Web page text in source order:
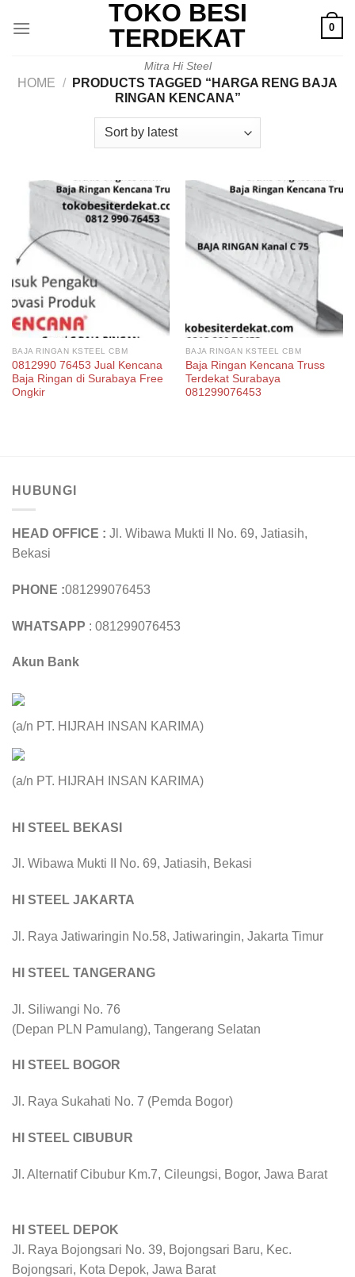
TOKO BESI
TERDEKAT
Mitra Hi Steel
0
HOME /
PRODUCTS TAGGED “HARGA RENG BAJA
RINGAN KENCANA”
BAJA RINGAN KSTEEL CBM
0812990 76453 Jual Kencana
Baja Ringan di Surabaya Free
Ongkir
BAJA RINGAN KSTEEL CBM
Baja Ringan Kencana Truss
Terdekat Surabaya
081299076453
HUBUNGI
HEAD OFFICE : Jl. Wibawa Mukti II No. 69, Jatiasih,
Bekasi
PHONE :081299076453
WHATSAPP : 081299076453
Akun Bank
(a/n PT. HIJRAH INSAN KARIMA)
(a/n PT. HIJRAH INSAN KARIMA)
HI STEEL BEKASI
Jl. Wibawa Mukti II No. 69, Jatiasih, Bekasi
HI STEEL JAKARTA
Jl. Raya Jatiwaringin No.58, Jatiwaringin, Jakarta Timur
HI STEEL TANGERANG
Jl. Siliwangi No. 76
(Depan PLN Pamulang), Tangerang Selatan
HI STEEL BOGOR
Jl. Raya Sukahati No. 7 (Pemda Bogor)
HI STEEL CIBUBUR
Jl. Alternatif Cibubur Km.7, Cileungsi, Bogor, Jawa Barat
HI STEEL DEPOK
Jl. Raya Bojongsari No. 39, Bojongsari Baru, Kec.
Bojongsari, Kota Depok, Jawa Barat